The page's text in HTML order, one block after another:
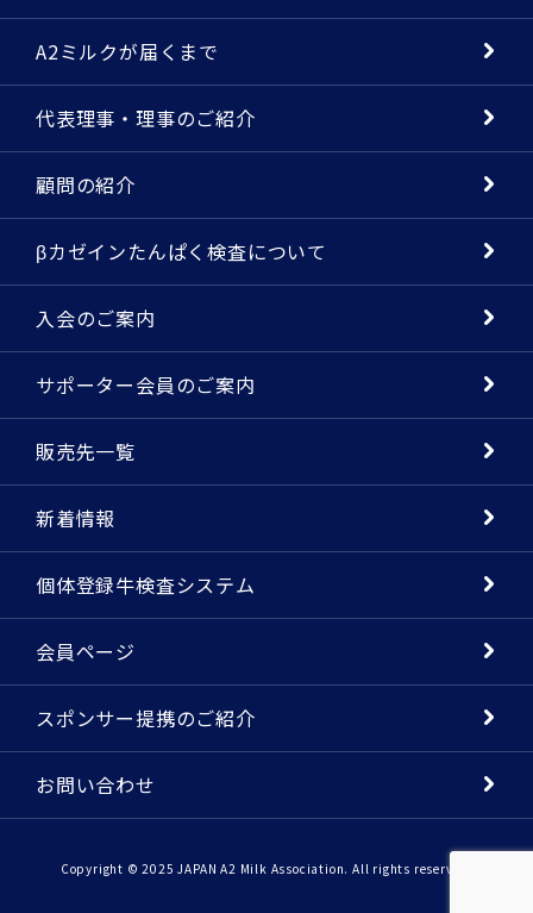
A2ミルクが届くまで
代表理事・理事のご紹介
顧問の紹介
βカゼインたんぱく検査について
入会のご案内
サポーター会員のご案内
販売先一覧
新着情報
個体登録牛検査システム
会員ページ
スポンサー提携のご紹介
お問い合わせ
Copyright © 2025 JAPAN A2 Milk Association. All rights reserved.